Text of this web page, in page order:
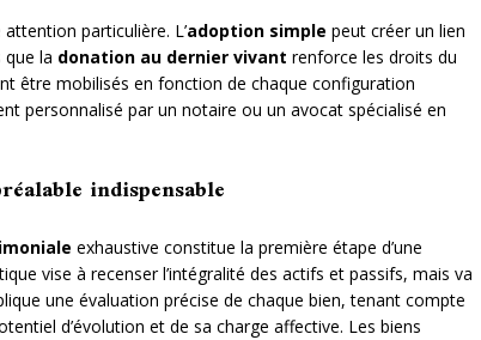
particulière. L’adoption simple peut créer un lien
la donation au dernier vivant renforce les droits du
être mobilisés en fonction de chaque configuration
personnalisé par un notaire ou un avocat spécialisé en
indispensable
exhaustive constitue la première étape d’une
vise à recenser l’intégralité des actifs et passifs, mais va
une évaluation précise de chaque bien, tenant compte
d’évolution et de sa charge affective. Les biens